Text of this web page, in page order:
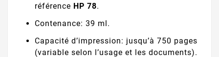
référence HP 78.
Contenance: 39 ml.
Capacité d’impression: jusqu’à 750 pages
(variable selon l’usage et les documents).